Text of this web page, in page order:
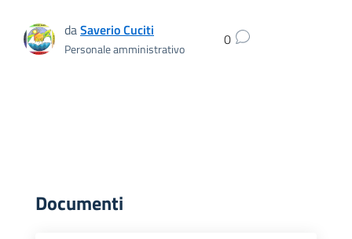
daSaverio Cuciti
Personale amministrativo 0
Documenti